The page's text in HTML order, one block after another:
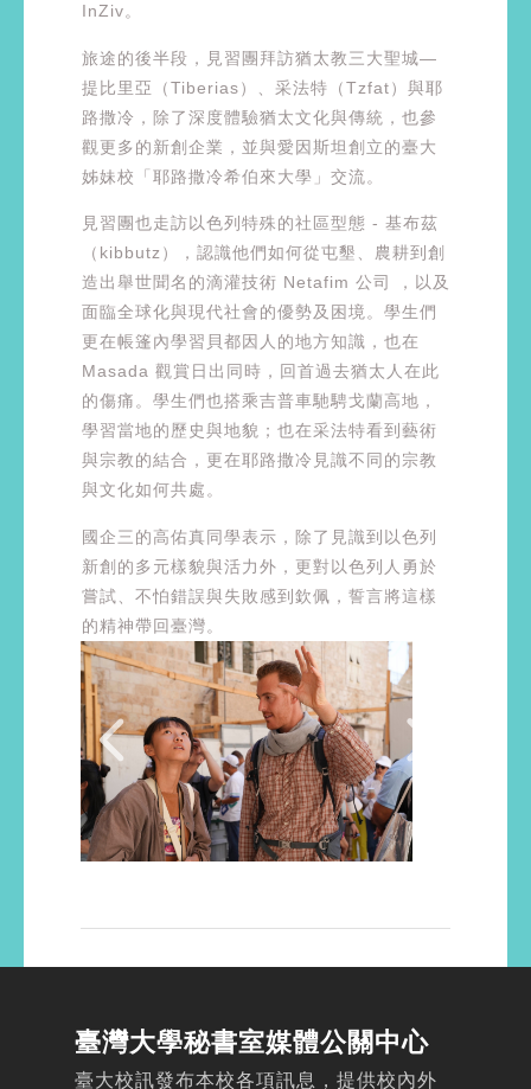
InZiv。
旅途的後半段，見習團拜訪猶太教三大聖城—
提比里亞（Tiberias）、采法特（Tzfat）與耶
路撒冷，除了深度體驗猶太文化與傳統，也參
觀更多的新創企業，並與愛因斯坦創立的臺大
姊妹校「耶路撒冷希伯來大學」交流。
見習團也走訪以色列特殊的社區型態 - 基布茲
（kibbutz），認識他們如何從屯墾、農耕到創
造出舉世聞名的滴灌技術 Netafim 公司 ，以及
面臨全球化與現代社會的優勢及困境。學生們
更在帳篷內學習貝都因人的地方知識，也在
Masada 觀賞日出同時，回首過去猶太人在此
的傷痛。學生們也搭乘吉普車馳騁戈蘭高地，
學習當地的歷史與地貌；也在采法特看到藝術
與宗教的結合，更在耶路撒冷見識不同的宗教
與文化如何共處。
國企三的高佑真同學表示，除了見識到以色列
新創的多元樣貌與活力外，更對以色列人勇於
嘗試、不怕錯誤與失敗感到欽佩，誓言將這樣
的精神帶回臺灣。
臺灣大學秘書室媒體公關中心
臺大校訊發布本校各項訊息，提供校內外